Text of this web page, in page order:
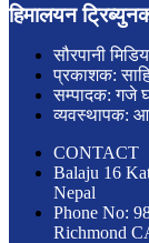
हिमालयन
सौरपानी
प्रकाशक:
सम्पादक: गजे
व्यवस्थापक:
CONTACT
Balaju 16
Nepal
Phone No:
Richmond